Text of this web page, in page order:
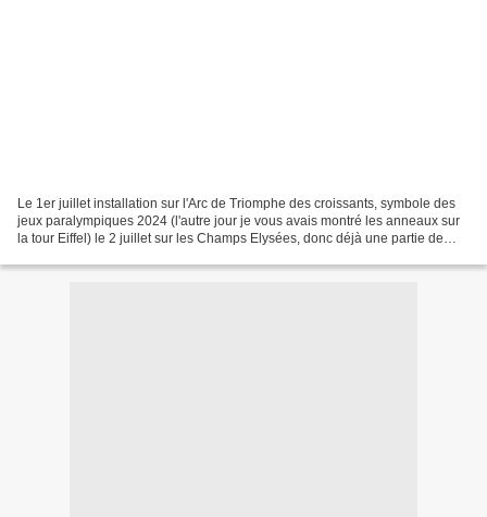
Le 1er juillet installation sur l'Arc de Triomphe des croissants, symbole des
jeux paralympiques 2024 (l'autre jour je vous avais montré les anneaux sur
la tour Eiffel) le 2 juillet sur les Champs Elysées, donc déjà une partie de